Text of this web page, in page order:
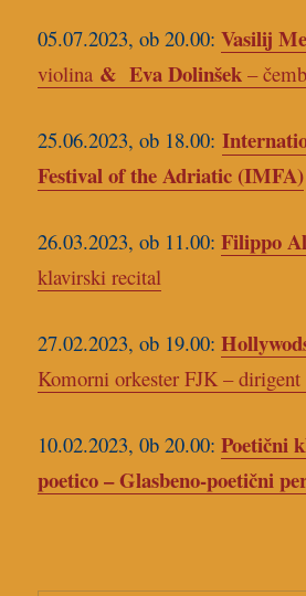
05.07.2023, ob 20.00: Vasilij
violina & Eva Dolinšek–
25.06.2023, ob 18.00:
Festival of the Adriatic (IMFA)
26.03.2023, ob 11.00:Filippo
klavirski recital
27.02.2023, ob 19.00:
Komorni orkester FJK – dirigent
10.02.2023, 0b 20.00:Poetični
poetico – Glasbeno-poetični